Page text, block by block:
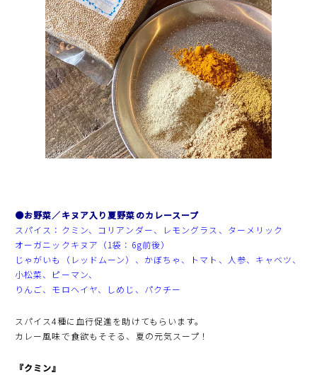
●お野菜／キヌア入り夏野菜のカレースープ
スパイス：クミン、コリアンダー、レモングラス、ターメリック
オーガニックキヌア（1袋：6g前後）
じゃがいも（レッドムーン）、かぼちゃ、トマト、人参、キャベツ、
小松菜、ピーマン、
りんご、モロヘイヤ、しめじ、パクチー
スパイス4種に血行促進を助けてもらいます。
カレー風味で食欲もそそる、夏の元気スープ！
『クミン』